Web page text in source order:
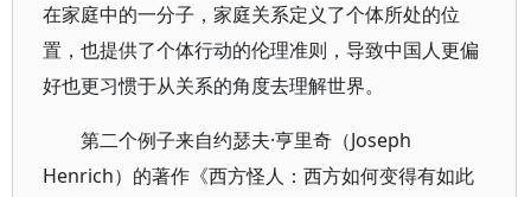
在家庭中的一分子，家庭关系定义了个体所处的位
置，也提供了个体行动的伦理准则，导致中国人更偏
好也更习惯于从关系的角度去理解世界。
第二个例子来自约瑟夫·亨里奇（Joseph
Henrich）的著作《西方怪人：西方如何变得有如此